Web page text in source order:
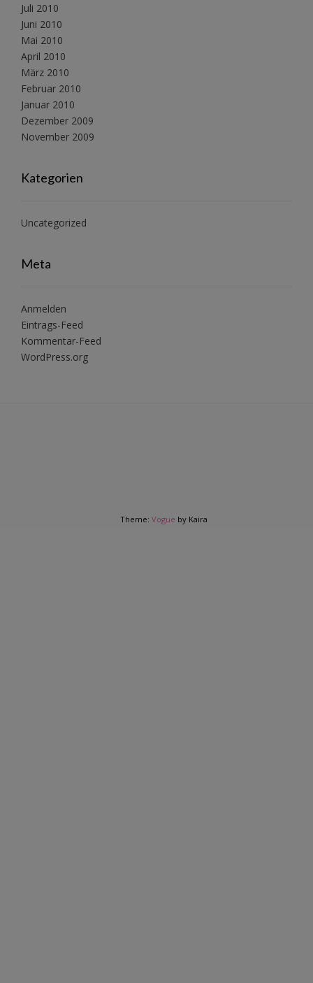
Juli 2010
Juni 2010
Mai 2010
April 2010
März 2010
Februar 2010
Januar 2010
Dezember 2009
November 2009
Kategorien
Uncategorized
Meta
Anmelden
Eintrags-Feed
Kommentar-Feed
WordPress.org
Theme: Vogue by Kaira